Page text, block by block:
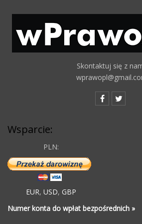
Skontaktuj się z
Wsparcie:
PLN:
EUR, USD, GBP
Numer konta do wpłat bezpośrednich »